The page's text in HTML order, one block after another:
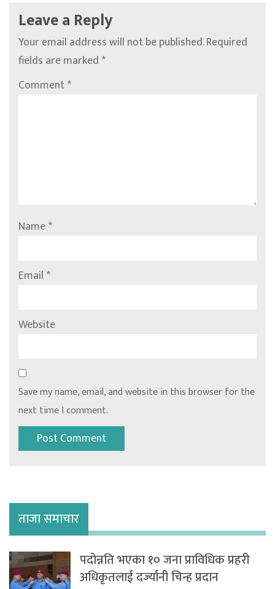
Leave a Reply
Your email address will not be published.Required
fields are marked*
Comment*
Name*
Email*
Website
Save my name, email, and website in this browser for the
next time I comment.
ताजा समाचार
पदोन्नति भएका १० जना प्राविधिक प्रहरी
अधिकृतलाई दर्ज्यानी चिन्ह प्रदान